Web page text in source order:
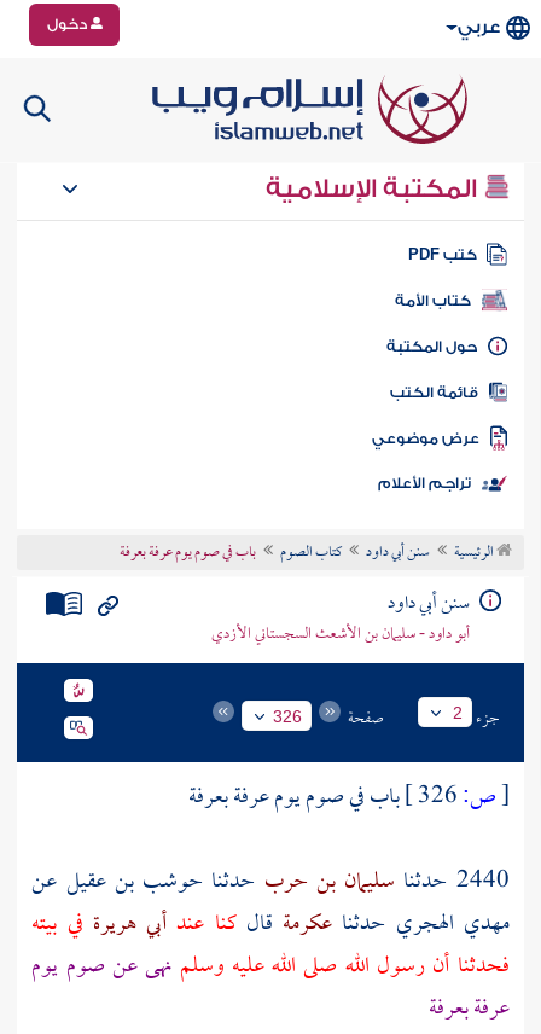
عربي دخول
المكتبة الإسلامية
كتب PDF
كتاب الأمة
المكتبة
الكتب
موضوعي
تراجم الأعلام
الرئيسية سنن أبي داود كتاب الصوم باب في صوم يوم عرفة بعرفة
سنن أبي داود
أبو داود - سليمان بن الأشعث السجستاني الأزدي
جزء 2 صفحة 326
[ص: باب في صوم يومعرفةبعرفة
2440 حدثنا
سليمان بن حرب حدثنا حوشب بن عقيل عن
مهدي الهجري حدثنا عكرمة قالكنا عند أبي هريرة في بيته
فحدثنا أن رسول الله صلى الله عليه وسلم نهى عن صوم يوم
عرفةبعرفة